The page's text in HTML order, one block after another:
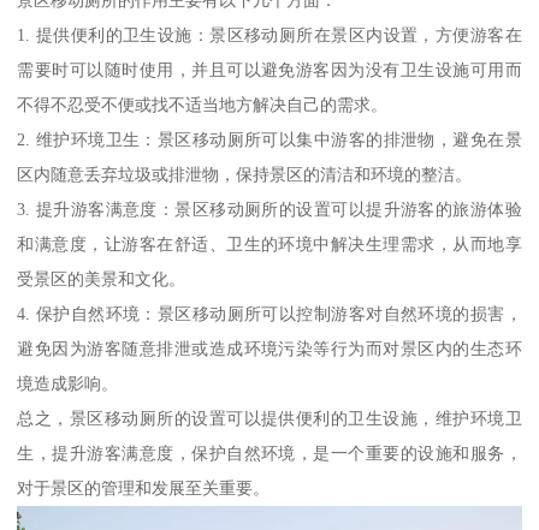
1. 提供便利的卫生设施：景区移动厕所在景区内设置，方便游客在
需要时可以随时使用，并且可以避免游客因为没有卫生设施可用而
不得不忍受不便或找不适当地方解决自己的需求。
2. 维护环境卫生：景区移动厕所可以集中游客的排泄物，避免在景
区内随意丢弃垃圾或排泄物，保持景区的清洁和环境的整洁。
3. 提升游客满意度：景区移动厕所的设置可以提升游客的旅游体验
和满意度，让游客在舒适、卫生的环境中解决生理需求，从而地享
受景区的美景和文化。
4. 保护自然环境：景区移动厕所可以控制游客对自然环境的损害，
避免因为游客随意排泄或造成环境污染等行为而对景区内的生态环
境造成影响。
总之，景区移动厕所的设置可以提供便利的卫生设施，维护环境卫
生，提升游客满意度，保护自然环境，是一个重要的设施和服务，
对于景区的管理和发展至关重要。